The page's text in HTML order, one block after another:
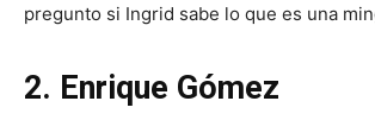
pregunto si Ingrid sabe lo que es una
2. Enrique Gómez